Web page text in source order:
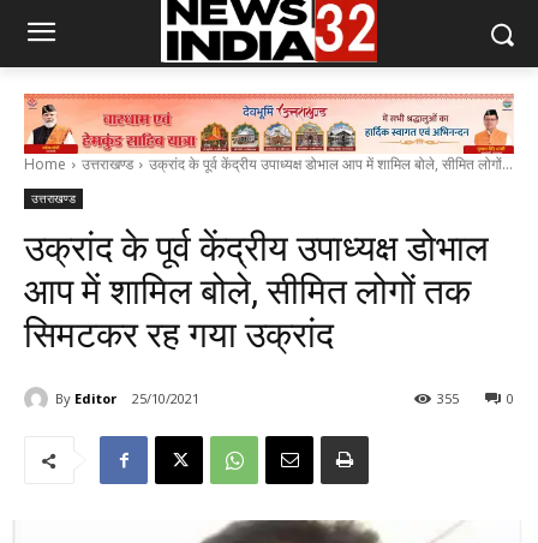
Home उत्तराखण्ड उक्रांद के पूर्व केंद्रीय उपाध्यक्ष डोभाल आप में शामिल बोले, सीमित लोगों...
उत्तराखण्ड
उक्रांद के पूर्व केंद्रीय उपाध्यक्ष डोभाल
आप में शामिल बोले, सीमित लोगों तक
सिमटकर रह गया उक्रांद
By Editor 25/10/2021 0
355